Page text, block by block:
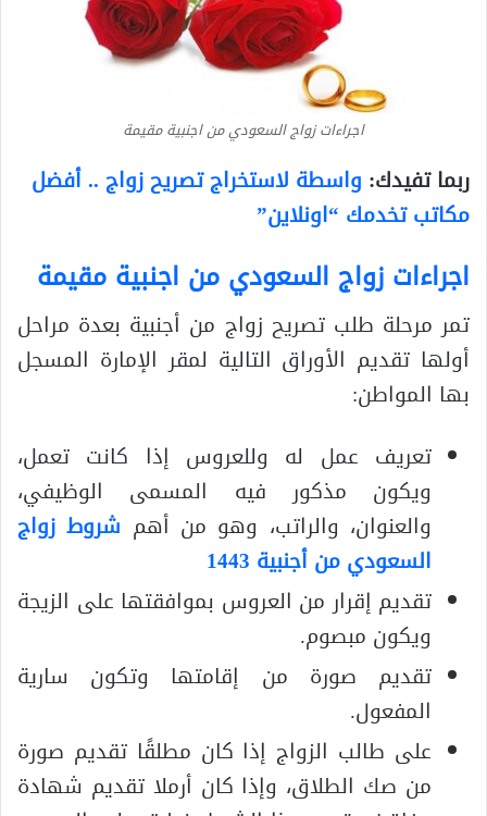
اجراءات زواج السعودي من اجنبية مقيمة
ربما تفيدك: واسطة لاستخراج تصريح زواج .. أفضل
مكاتب تخدمك “اونلاين”
اجراءات زواج السعودي من اجنبية مقيمة
تمر مرحلة طلب تصريح زواج من أجنبية بعدة مراحل
أولها تقديم الأوراق التالية لمقر الإمارة المسجل
بها المواطن:
تعريف عمل له وللعروس إذا كانت تعمل،
ويكون مذكور فيه المسمى الوظيفي،
والعنوان، والراتب، وهو من أهم شروط زواج
السعودي من أجنبية 1443
تقديم إقرار من العروس بموافقتها على الزيجة
ويكون مبصوم.
تقديم صورة من إقامتها وتكون سارية
المفعول.
على طالب الزواج إذا كان مطلقًا تقديم صورة
من صك الطلاق، وإذا كان أرملا تقديم شهادة